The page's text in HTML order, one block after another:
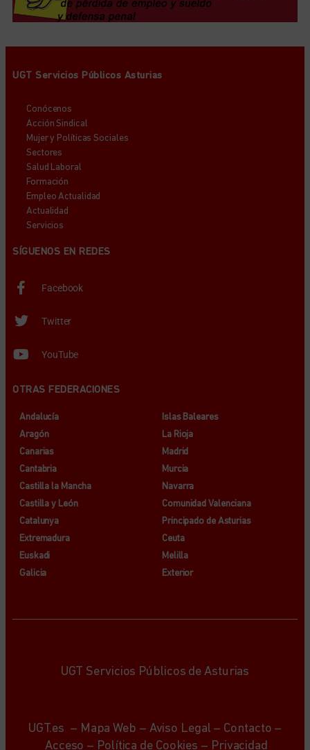
UGT Servicios Públicos Asturias
Conócenos
Acción Sindical
Mujer y Políticas Sociales
Sectores
Salud Laboral
Formación
Empleo Actualidad
Actualidad
Servicios
SÍGUENOS EN REDES
Facebook
Twitter
YouTube
OTRAS FEDERACIONES
Andalucía
Aragón
Canarias
Cantabria
Castilla la Mancha
Castilla y León
Catalunya
Extremadura
Euskadi
Galicia
Islas Baleares
La Rioja
Madrid
Murcia
Navarra
Comunidad Valenciana
Principado de Asturias
Ceuta
Melilla
Exterior
UGT Servicios Públicos de Asturias
UGT.es – Mapa Web – Aviso Legal – Contacto –
Acceso – Política de Cookies – Privacidad